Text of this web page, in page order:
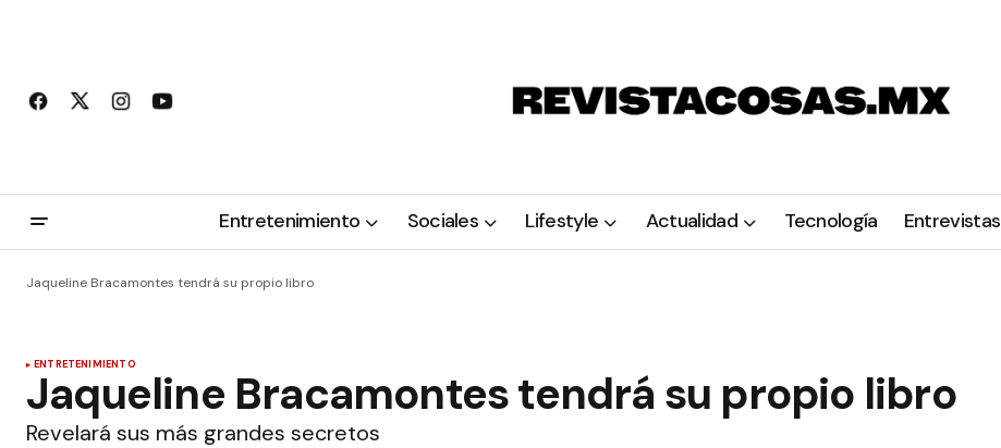
Entretenimiento Sociales Lifestyle Actualidad Tecnología Entrevistas
Jaqueline Bracamontes tendrá su propio libro
ENTRETENIMIENTO
Jaqueline Bracamontes tendrá su propio libro
Revelará sus más grandes secretos